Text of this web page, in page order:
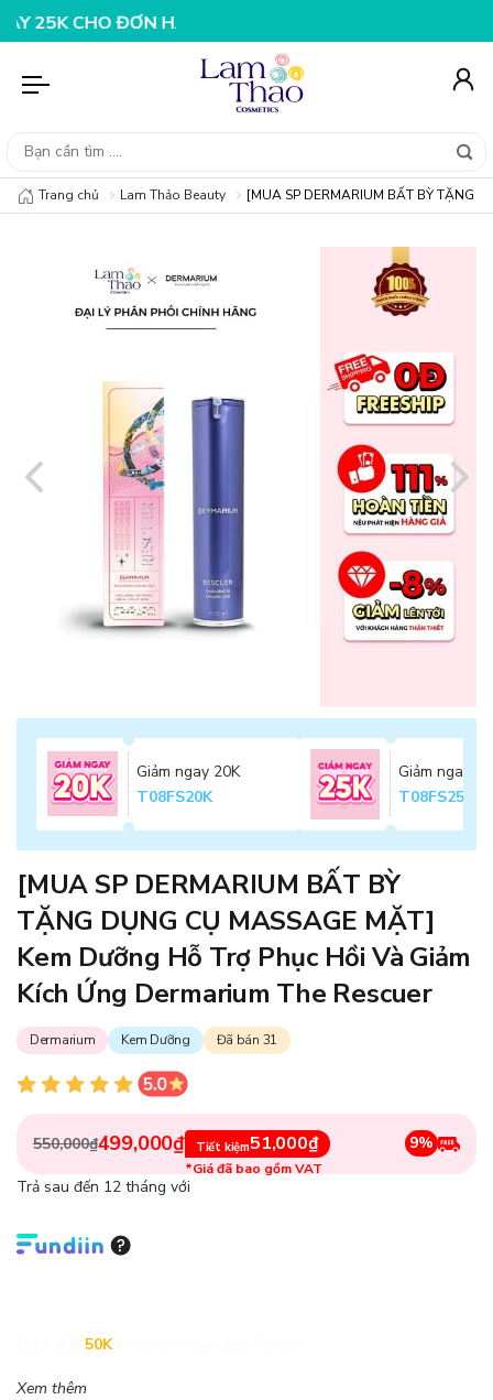
ĐƠN HÀNG 199K
Trang chủ Lam Thảo Beauty [MUA SP DERMARIUM BẤT BỲ TẶNG
Giảm ngay 20K
T08FS20K
Giảm ngay
T08FS25K
[MUA SP DERMARIUM BẤT BỲ
TẶNG DỤNG CỤ MASSAGE MẶT]
Kem Dưỡng Hỗ Trợ Phục Hồi Và Giảm
Kích Ứng Dermarium The Rescuer
Dermarium Kem Dưỡng Đã bán 31
550,000₫499,000₫ Tiết kiệm51,000₫
*Giá đã bao gồm VAT
9%
Trả sau đến 12 tháng với
50K
Xem thêm